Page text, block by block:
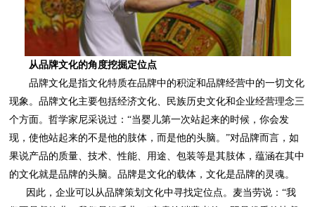
从品牌文化的角度挖掘定位点
的文化就是品牌的头脑。品牌是文化的载体，文化是品牌的灵魂。